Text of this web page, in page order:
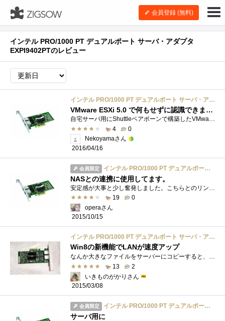
会員登録 (無料)
インテル PRO/1000 PT デュアルポート サーバ・アダプタ
EXPI9402PTのレビュー
インテル PRO/1000 PT デュアルポート サーバ・アダプタ EXPI9402PT
VMware ESXi 5.0 で何もせずに認識できました
自宅サーバ用にShuttleベアボーンで構築したVMwareのLANポートを増設するために購入しました。
4
0
Nekoyamaさん
2016/04/16
会員限定 インテル PRO/1000 PT デュアルポート サーバ・アダプタ EXPI9402PT
NASとの連携に使用してます。
19
0
operaさん
2015/10/15
インテル PRO/1000 PT デュアルポート サーバ・アダプタ EXPI9402PT
Win8の新機能でLANが速度アップ
なんか大きなファイルをサーバーにコピーすると、ファイル共有が不安定になります。５分くらいクライアントからサーバーが見つからなくなっ�...
13
2
いきものがかりさん
2015/03/08
会員限定 インテル PRO/1000 PT デュアルポート サーバ・アダプタ EXPI9402PT
サーバ用に